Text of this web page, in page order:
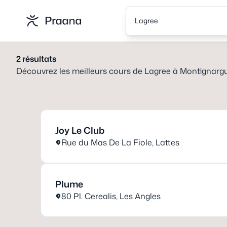
Lagree
2résultats
Découvrez les meilleurs cours de Lagree à
Joy Le Club
Rue du Mas De La Fiole, Lattes
Plume
80 Pl. Cerealis, Les Angles